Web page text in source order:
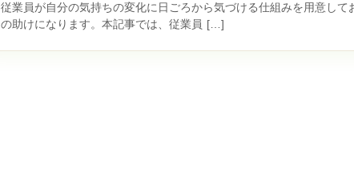
従業員が自分の気持ちの変化に日ごろから気づける仕組みを用意し
の助けになります。本記事では、従業員 […]